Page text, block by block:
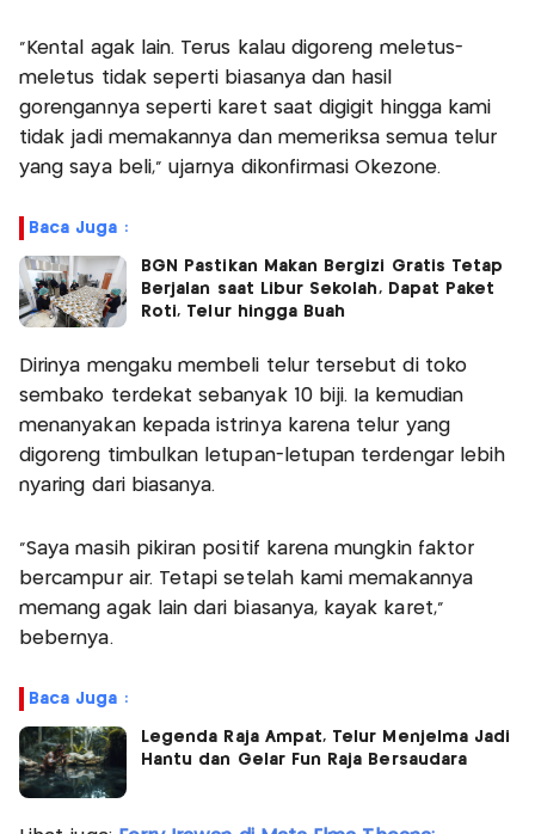
"Kental agak lain. Terus kalau digoreng meletus-
meletus tidak seperti biasanya dan hasil
gorengannya seperti karet saat digigit hingga kami
tidak jadi memakannya dan memeriksa semua telur
yang saya beli," ujarnya dikonfirmasi Okezone.
Baca Juga :
BGN Pastikan Makan Bergizi Gratis Tetap
Berjalan saat Libur Sekolah, Dapat Paket
Roti, Telur hingga Buah
Dirinya mengaku membeli telur tersebut di toko
sembako terdekat sebanyak 10 biji. Ia kemudian
menanyakan kepada istrinya karena telur yang
digoreng timbulkan letupan-letupan terdengar lebih
nyaring dari biasanya.
"Saya masih pikiran positif karena mungkin faktor
bercampur air. Tetapi setelah kami memakannya
memang agak lain dari biasanya, kayak karet,"
bebernya.
Baca Juga :
Legenda Raja Ampat, Telur Menjelma Jadi
Hantu dan Gelar Fun Raja Bersaudara